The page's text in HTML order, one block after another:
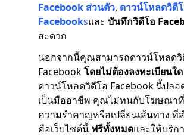
Facebook ส่วนตัว, ดาวน์โหลดวิดี
Facebooksและ บันทึกวิดีโอ
สะดวก
นอกจากนี้คุณสามารถดาวน์โหลดวิ
Facebookโดยไม่ต้องลงทะเบียนใ
ดาวน์โหลดวิดีโอ Facebook นี้ปลอ
เป็นมืออาชีพ คุณไม่ทนกับโฆษณาที่
ความรำคาญหรือเปลี่ยนเส้นทาง
คือเว็บไซต์นี้ ฟรีทั้งหมดและให้บริก